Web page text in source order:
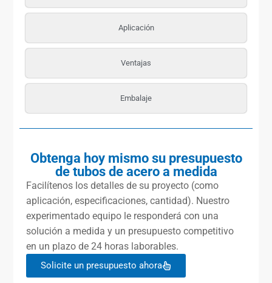
Aplicación
Ventajas
Embalaje
Obtenga hoy mismo su presupuesto
de tubos de acero a medida
Facilítenos los detalles de su proyecto (como
aplicación, especificaciones, cantidad). Nuestro
experimentado equipo le responderá con una
solución a medida y un presupuesto competitivo
en un plazo de 24 horas laborables.
Solicite un presupuesto ahora